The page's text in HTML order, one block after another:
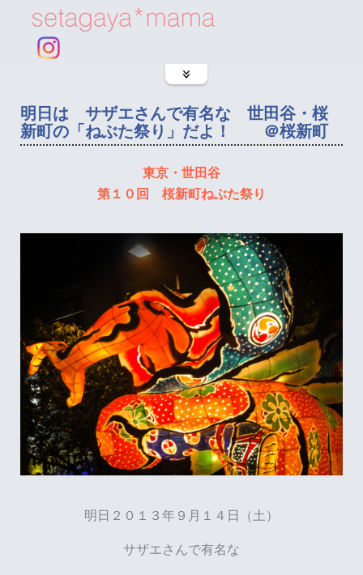
明日は サザエさんで有名な 世田谷・桜
新町の「ねぶた祭り」だよ！ ＠桜新町
東京・世田谷
第１０回 桜新町ねぶた祭り
明日２０１３年９月１４日（土）
サザエさんで有名な